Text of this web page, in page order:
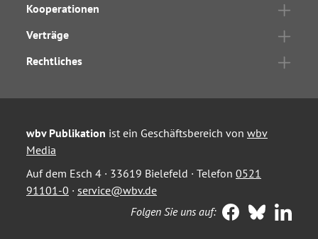
Kooperationen
Verträge
Rechtliches
wbv Publikation ist ein Geschäftsbereich von wbv
Media
Auf dem Esch 4 · 33619 Bielefeld · Telefon 0521
91101-0 · service@wbv.de
Folgen Sie uns auf: